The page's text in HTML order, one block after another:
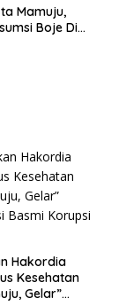
Mamuju,
Boje Di
Hakordia
Kesehatan
Gelar”